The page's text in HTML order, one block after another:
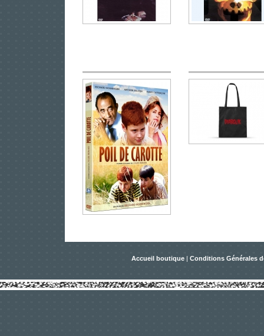
Accueil boutique | Conditions Générales